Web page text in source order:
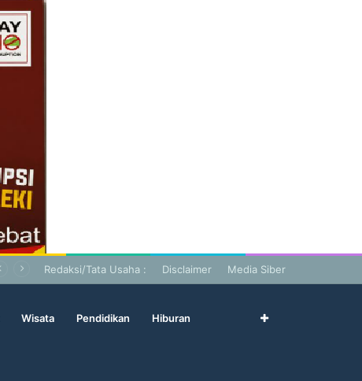
Redaksi/Tata Usaha : Disclaimer Media Siber
Wisata Pendidikan Hiburan